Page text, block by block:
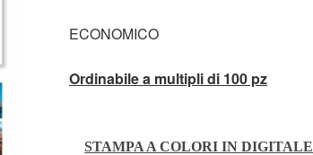
ECONOMICO
Ordinabile a multipli di 100 pz
STAMPA A COLORI IN DIGITALE